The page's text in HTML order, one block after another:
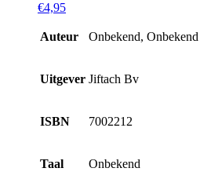
€4,95
Auteur Onbekend, Onbekend
Uitgever Jiftach Bv
ISBN 7002212
Taal Onbekend